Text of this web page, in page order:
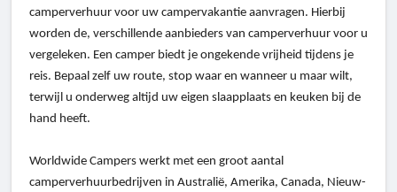
camperverhuur voor uw campervakantie aanvragen. Hierbij
worden de, verschillende aanbieders van camperverhuur voor u
vergeleken. Een camper biedt je ongekende vrijheid tijdens je
reis. Bepaal zelf uw route, stop waar en wanneer u maar wilt,
terwijl u onderweg altijd uw eigen slaapplaats en keuken bij de
hand heeft.
Worldwide Campers werkt met een groot aantal
camperverhuurbedrijven in Australië, Amerika, Canada, Nieuw-